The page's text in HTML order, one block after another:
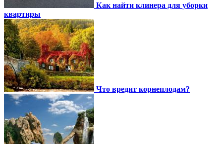
Как найти клинера для уборки
квартиры
Что вредит корнеплодам?